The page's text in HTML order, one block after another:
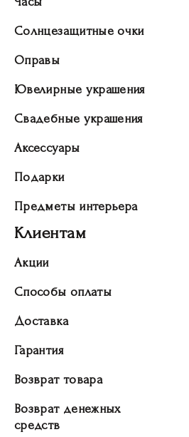
Солнцезащитные очки
Оправы
Ювелирные украшения
Свадебные украшения
Аксессуары
Подарки
Предметы интерьера
Клиентам
Акции
Способы оплаты
Доставка
Гарантия
Возврат товара
Возврат денежных
средств